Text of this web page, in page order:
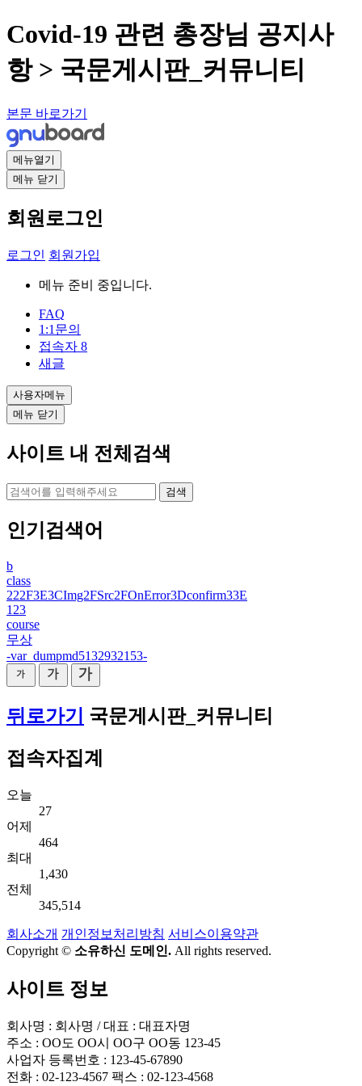
Covid-19 관련 총장님 공지사
항 > 국문게시판_커뮤니티
본문 바로가기
메뉴열기
메뉴 닫기
회원로그인
로그인 회원가입
메뉴 준비 중입니다.
FAQ
1:1문의
접속자 8
새글
사용자메뉴
메뉴 닫기
사이트 내 전체검색
검색
인기검색어
b
class
222F3E3CImg2FSrc2FOnError3Dconfirm33E
123
course
무상
-var_dumpmd5132932153-
뒤로가기
국문게시판_커뮤니티
접속자집계
오늘
27
어제
464
최대
1,430
전체
345,514
회사소개 개인정보처리방침 서비스이용약관
Copyright © 소유하신 도메인. All rights reserved.
사이트 정보
회사명 : 회사명 / 대표 : 대표자명
주소 : OO도 OO시 OO구 OO동 123-45
사업자 등록번호 : 123-45-67890
전화 : 02-123-4567 팩스 : 02-123-4568